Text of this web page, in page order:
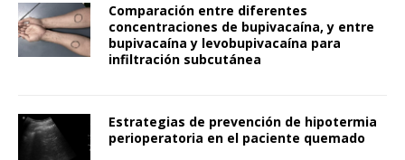
Comparación entre diferentes
concentraciones de bupivacaína, y entre
bupivacaína y levobupivacaína para
infiltración subcutánea
Estrategias de prevención de hipotermia
perioperatoria en el paciente quemado